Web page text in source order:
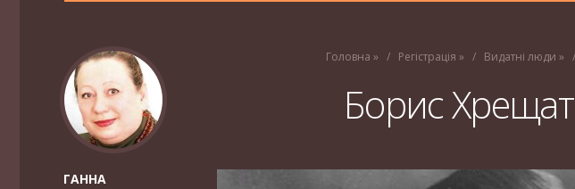
Головна » Регістрація » Видатні люди »
Борис
ГАННА